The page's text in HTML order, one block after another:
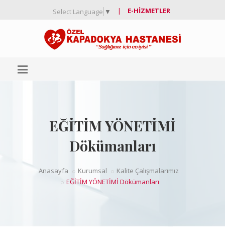
Select Language ▼ | E-HIZMETLER
EĞİTİM YÖNETİMİ
Dökümanları
Anasayfa Kurumsal
Kalite Çalışmalarımız
EĞİTİM YÖNETİMİ Dökümanları